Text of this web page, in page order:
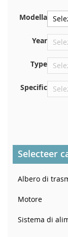
Sulla
Centrare
Proprio nel
Nel
Modella
Year
Type
Specific
Selecteer
Albero di
Motore
Sistema di